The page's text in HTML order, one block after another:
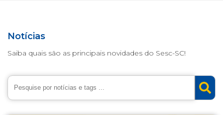
Notícias
Saiba quais são as principais novidades do Sesc-SC!